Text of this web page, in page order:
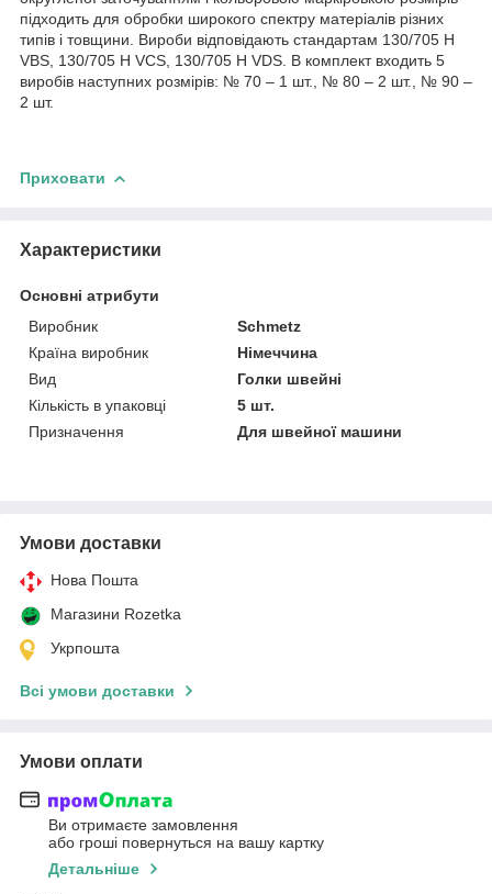
підходить для обробки широкого спектру матеріалів різних
типів і товщини. Вироби відповідають стандартам 130/705 H
VBS, 130/705 H VCS, 130/705 H VDS. В комплект входить 5
виробів наступних розмірів: № 70 – 1 шт., № 80 – 2 шт., № 90 –
2 шт.
Приховати
Характеристики
Основні атрибути
Виробник
Schmetz
Країна виробник
Німеччина
Вид
Голки швейні
Кількість в упаковці
5 шт.
Призначення
Для швейної машини
Умови доставки
Нова Пошта
Магазини Rozetka
Укрпошта
Всі умови доставки
Умови оплати
Ви отримаєте замовлення
або гроші повернуться на вашу картку
Детальніше